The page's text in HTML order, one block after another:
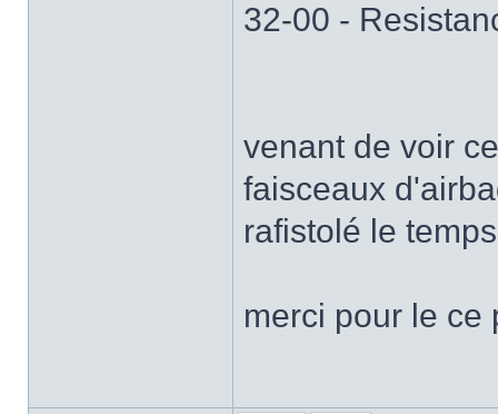
32-00 -
venant de voir
faisceaux
rafistolé le
merci pour le ce